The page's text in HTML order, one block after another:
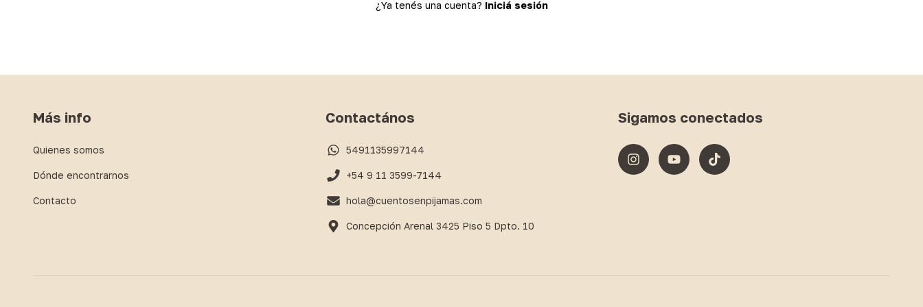
¿Ya tenés una cuenta? Iniciá sesión
Más info
Quienes somos
Dónde encontrarnos
Contacto
Contactános
5491135997144
+54 9 11 3599-7144
hola@cuentosenpijamas.com
Concepción Arenal 3425 Piso 5 Dpto. 10
Sigamos conectados